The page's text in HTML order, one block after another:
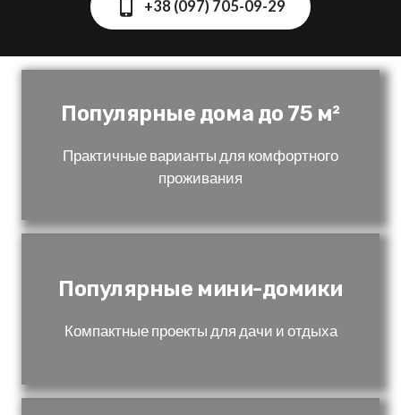
+38 (097) 705-09-29
Популярные дома до 75 м²
Практичные варианты для комфортного
проживания
Популярные мини-домики
Компактные проекты для дачи и отдыха